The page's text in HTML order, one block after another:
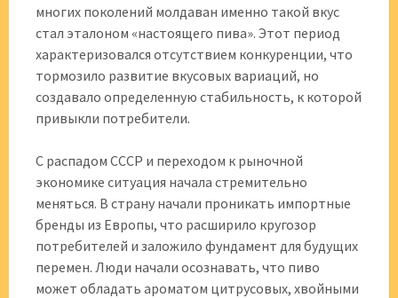
многих поколений молдаван именно такой вкус
стал эталоном «настоящего пива». Этот период
характеризовался отсутствием конкуренции, что
тормозило развитие вкусовых вариаций, но
создавало определенную стабильность, к которой
привыкли потребители.
С распадом СССР и переходом к рыночной
экономике ситуация начала стремительно
меняться. В страну начали проникать импортные
бренды из Европы, что расширило кругозор
потребителей и заложило фундамент для будущих
перемен. Люди начали осознавать, что пиво
может обладать ароматом цитрусовых, хвойными